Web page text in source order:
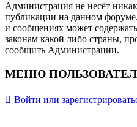
Администрация не несёт
публикации на данном
и сообщениях может
законам какой либо страны,
сообщить Администрации.
МЕНЮ
Войти или